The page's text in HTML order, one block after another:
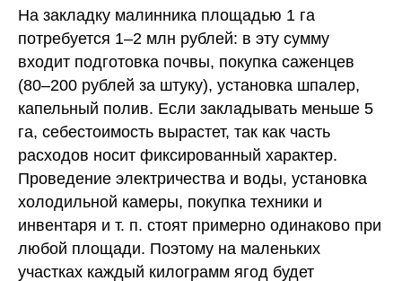
На закладку малинника площадью 1 га
потребуется 1–2 млн рублей: в эту сумму
входит подготовка почвы, покупка саженцев
(80–200 рублей за штуку), установка шпалер,
капельный полив. Если закладывать меньше 5
га, себестоимость вырастет, так как часть
расходов носит фиксированный характер.
Проведение электричества и воды, установка
холодильной камеры, покупка техники и
инвентаря и т. п. стоят примерно одинаково при
любой площади. Поэтому на маленьких
участках каждый килограмм ягод будет